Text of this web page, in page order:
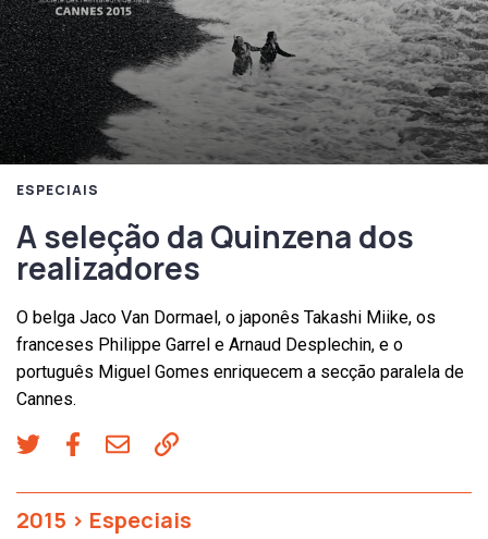
ESPECIAIS
A seleção da Quinzena dos
realizadores
O belga Jaco Van Dormael, o japonês Takashi Miike, os
franceses Philippe Garrel e Arnaud Desplechin, e o
português Miguel Gomes enriquecem a secção paralela de
Cannes.
2015 > Especiais